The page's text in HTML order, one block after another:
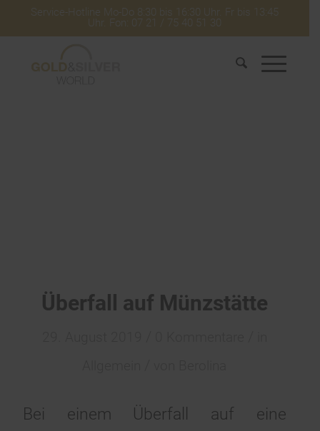
Service-Hotline Mo-Do 8:30 bis 16:30 Uhr. Fr bis 13:45
Uhr. Fon: 07 21 / 75 40 51 30
Überfall auf Münzstätte
Bei einem Überfall auf eine